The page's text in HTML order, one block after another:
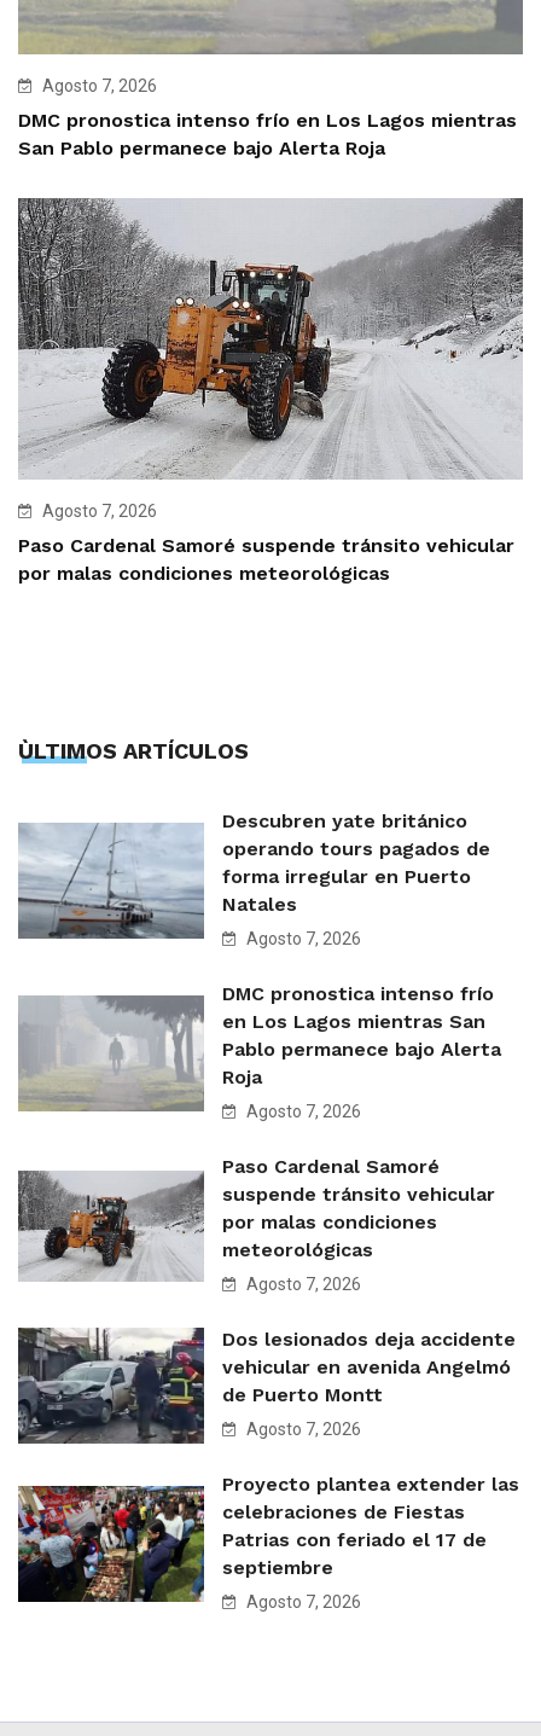
Agosto 7, 2026
DMC pronostica intenso frío en Los Lagos mientras
San Pablo permanece bajo Alerta Roja
Agosto 7, 2026
Paso Cardenal Samoré suspende tránsito vehicular
por malas condiciones meteorológicas
ÙLTIMOS ARTÍCULOS
Descubren yate británico
operando tours pagados de
forma irregular en Puerto
Natales
Agosto 7, 2026
DMC pronostica intenso frío
en Los Lagos mientras San
Pablo permanece bajo Alerta
Roja
Agosto 7, 2026
Paso Cardenal Samoré
suspende tránsito vehicular
por malas condiciones
meteorológicas
Agosto 7, 2026
Dos lesionados deja accidente
vehicular en avenida Angelmó
de Puerto Montt
Agosto 7, 2026
Proyecto plantea extender las
celebraciones de Fiestas
Patrias con feriado el 17 de
septiembre
Agosto 7, 2026